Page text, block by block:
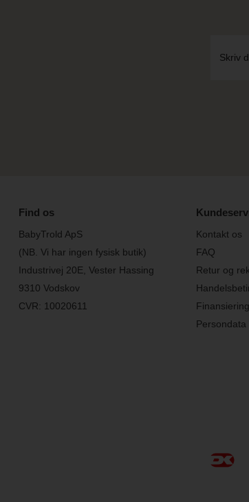
Find os
BabyTrold ApS
(NB. Vi har ingen fysisk butik)
Industrivej 20E, Vester Hassing
9310 Vodskov
CVR: 10020611
Kontakt os
FAQ
Retur og
Persondata